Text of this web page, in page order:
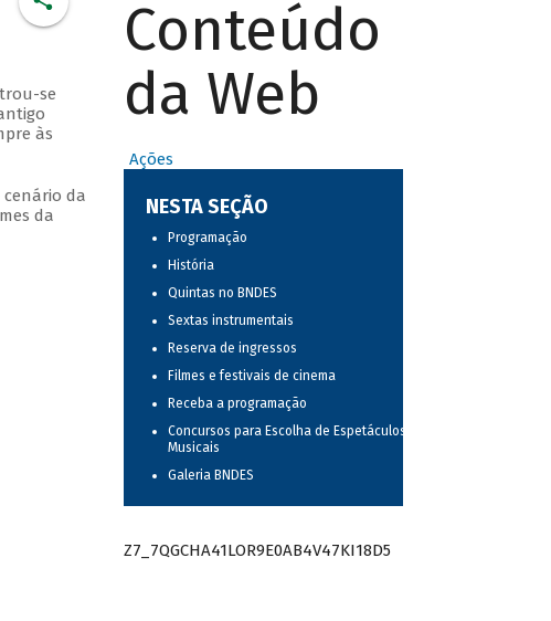
se
às
da
da
Conteúdo
da Web
Ações
NESTA SEÇÃO
Programação
História
Quintas no BNDES
Sextas instrumentais
Reserva de ingressos
Filmes e festivais de cinema
Receba a programação
Concursos para Escolha de Espetáculos
Musicais
Galeria BNDES
Z7_7QGCHA41LOR9E0AB4V47KI18D5